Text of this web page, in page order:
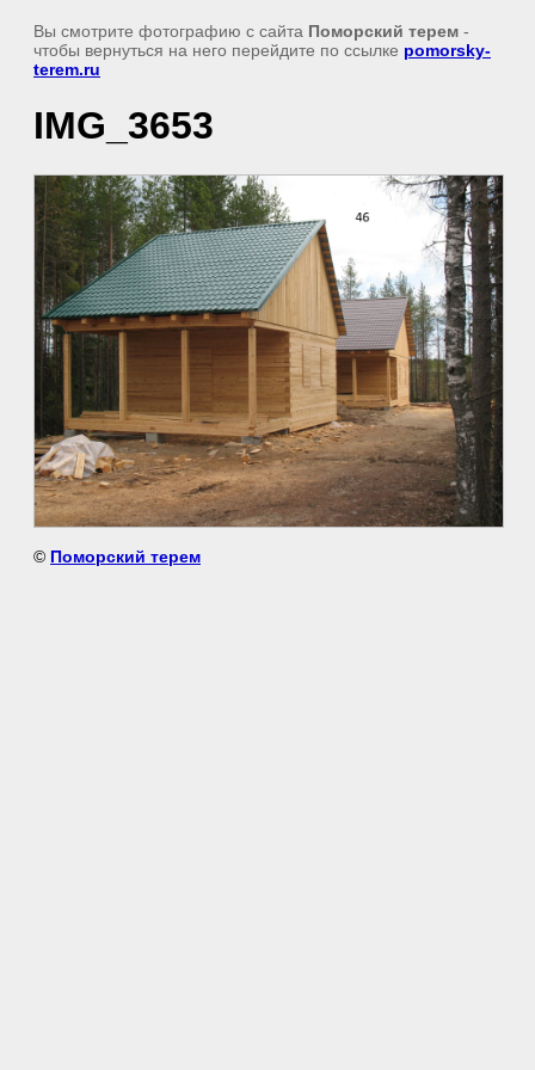
Вы смотрите фотографию с сайта Поморский терем -
чтобы вернуться на него перейдите по ссылке pomorsky-
terem.ru
IMG_3653
© Поморский терем